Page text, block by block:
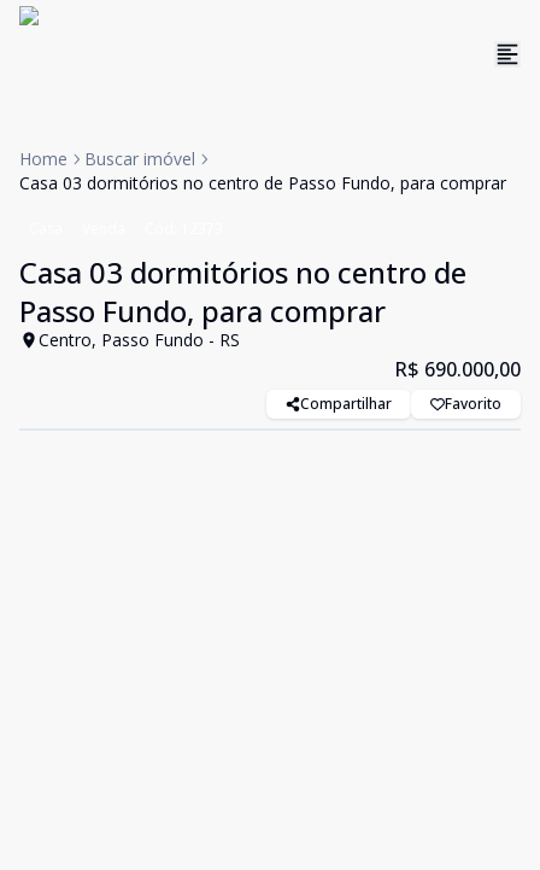
Home
Buscar imóvel
Casa 03 dormitórios no centro de Passo Fundo, para comprar
Casa 03 dormitórios no centro de
Passo Fundo, para comprar
Centro, Passo Fundo - RS
R$ 690.000,00
Compartilhar Favorito